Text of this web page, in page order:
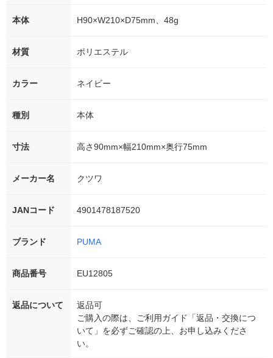
本体 H90×W210×D75mm、48g
材質 ポリエステル
カラー ネイビー
種別 本体
寸法 高さ90mm×幅210mm×奥行75mm
メーカー名 クツワ
JANコード 4901478187520
ブランド PUMA
商品番号 EU12805
返品について
返品可
ご購入の際は、ご利用ガイド「返品・交換につ
いて」を必ずご確認の上、お申し込みくださ
い。